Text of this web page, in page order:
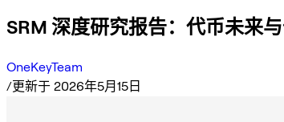
SRM 深度研究报告：代币未来
OneKeyTeam
/更新于 2026年5月15日